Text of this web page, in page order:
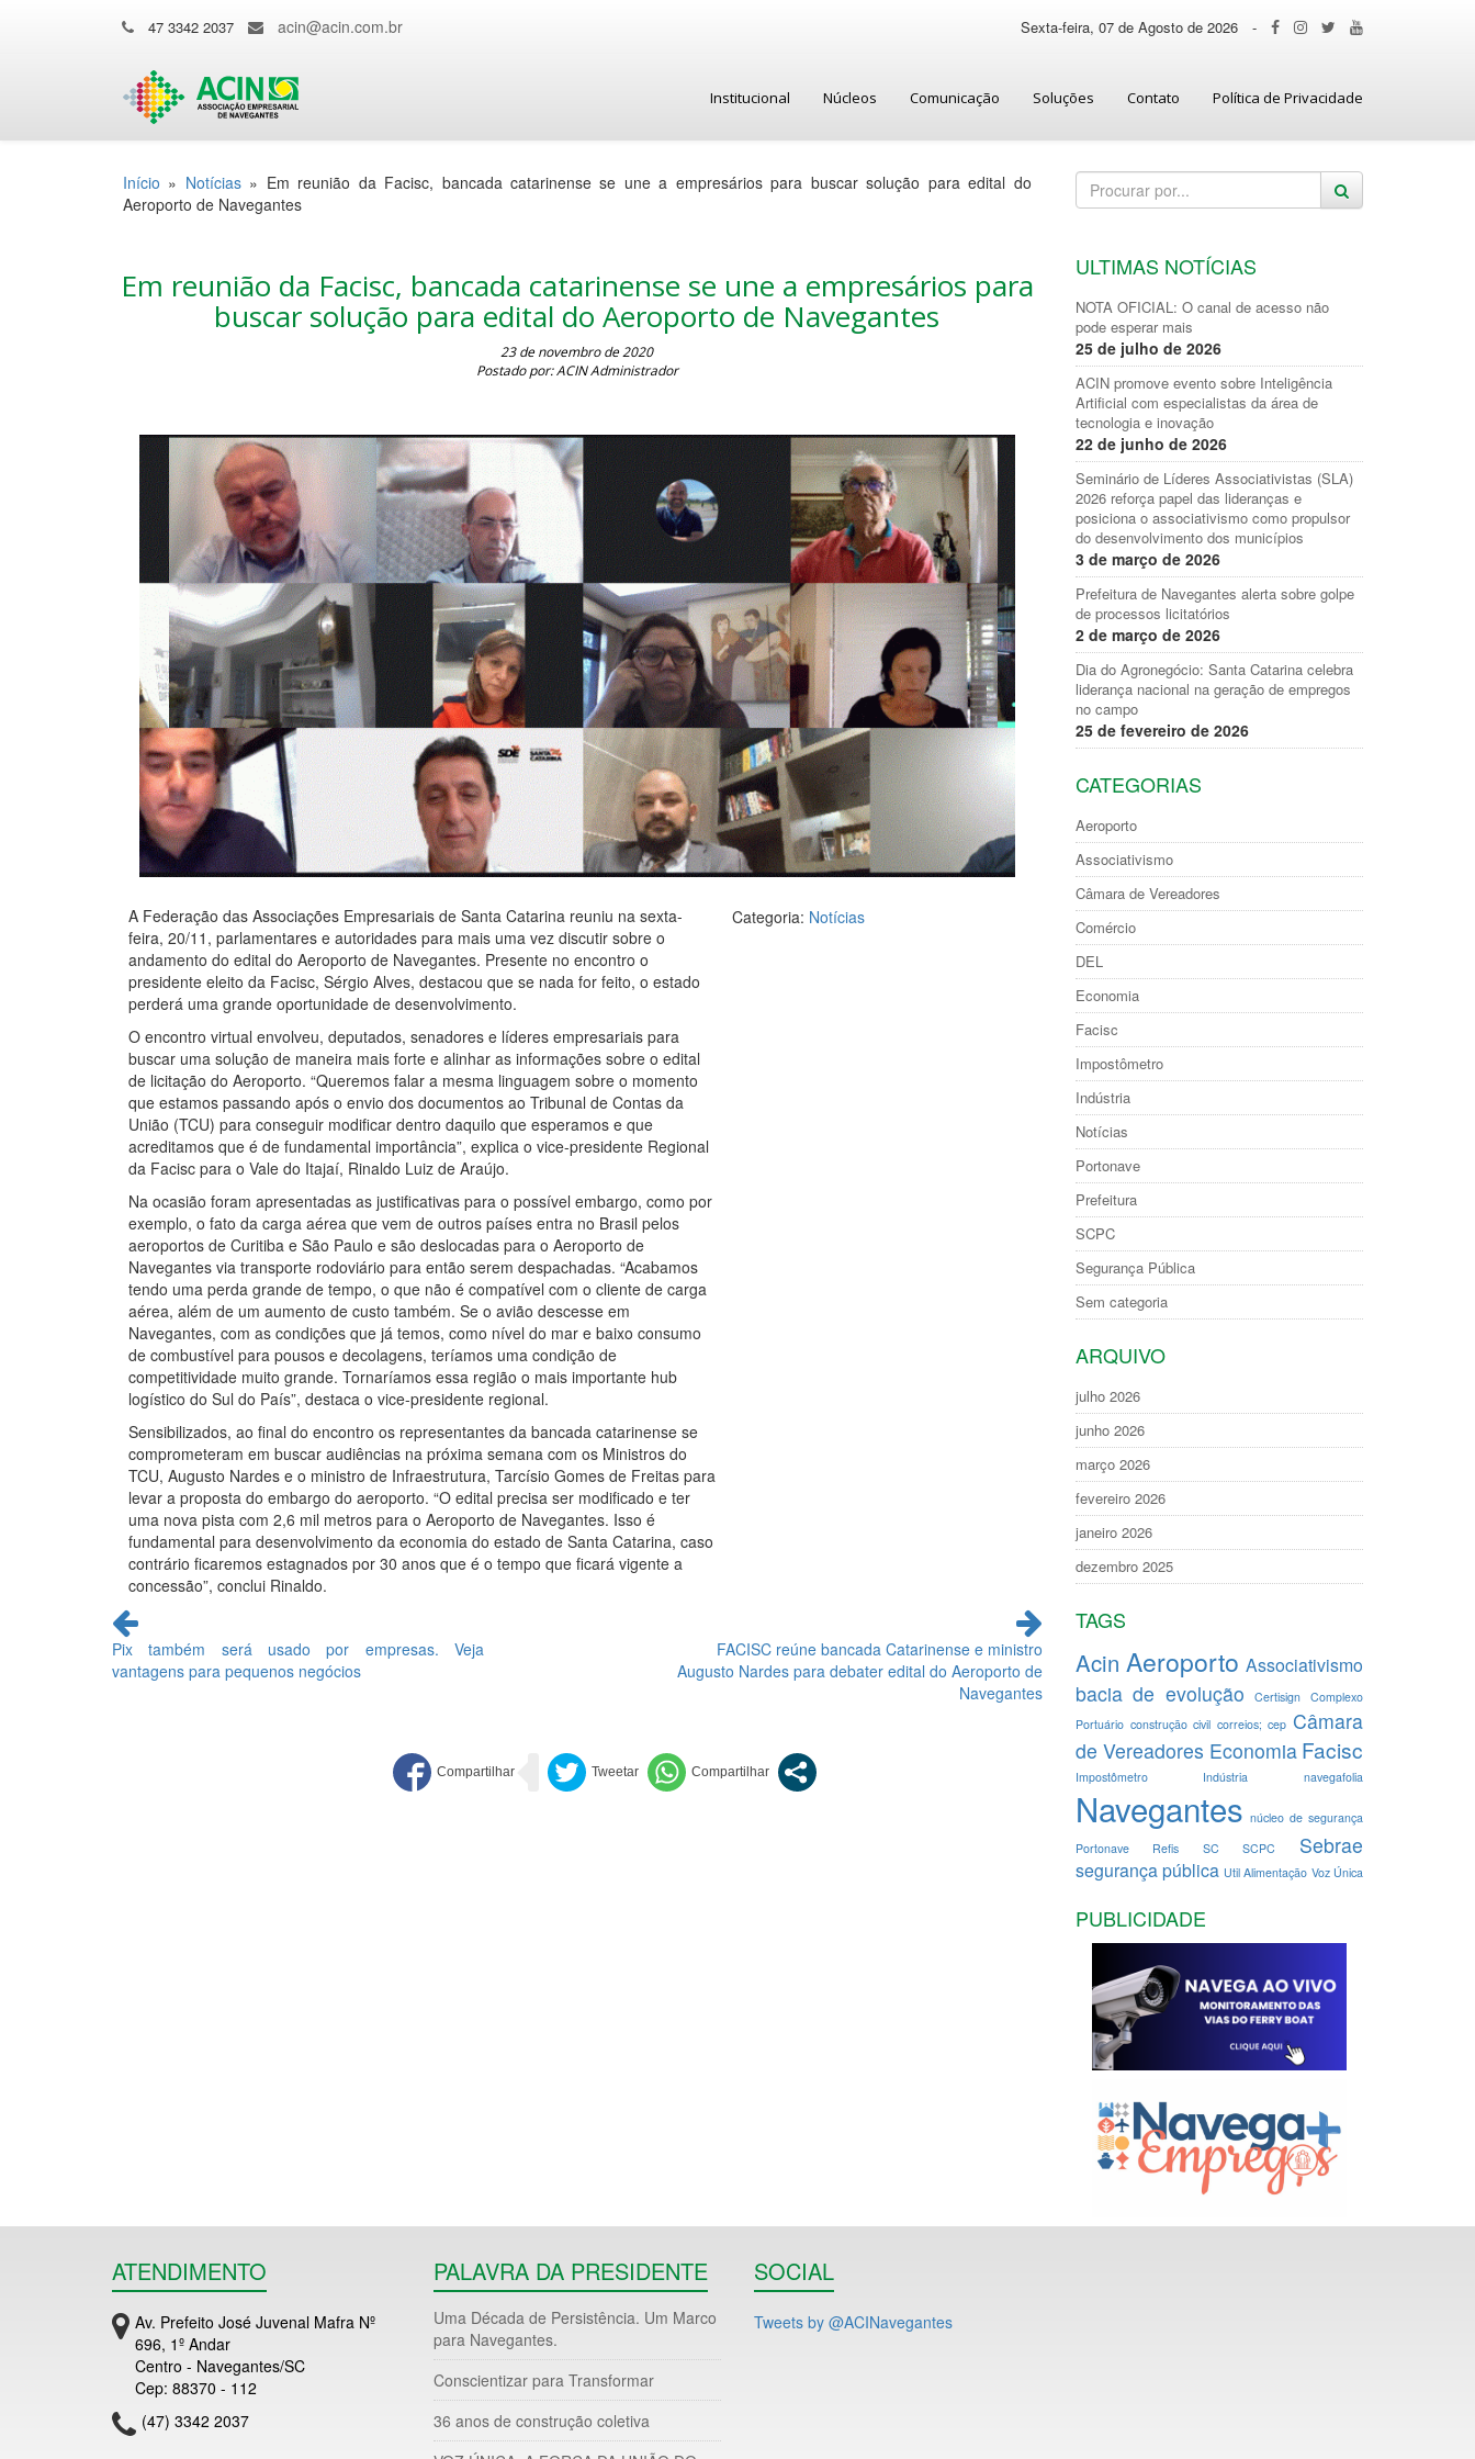
47 3342 2037 acin@acin.com.br Sexta-feira, 07 de Agosto de 2026 -
Institucional Núcleos Comunicação Soluções Contato Política de Privacidade
Início » Notícias» Em reunião da Facisc, bancada catarinense se une a empresários para buscar solução para edital do
Aeroporto de Navegantes
Em reunião da Facisc, bancada catarinense se une a empresários para
buscar solução para edital do Aeroporto de Navegantes
23 de novembro de 2020
Postado por: ACIN Administrador
A Federação das Associações Empresariais de Santa Catarina reuniu na sexta-
feira, 20/11, parlamentares e autoridades para mais uma vez discutir sobre o
andamento do edital do Aeroporto de Navegantes. Presente no encontro o
presidente eleito da Facisc, Sérgio Alves, destacou que se nada for feito, o estado
perderá uma grande oportunidade de desenvolvimento.
O encontro virtual envolveu, deputados, senadores e líderes empresariais para
buscar uma solução de maneira mais forte e alinhar as informações sobre o edital
de licitação do Aeroporto. “Queremos falar a mesma linguagem sobre o momento
que estamos passando após o envio dos documentos ao Tribunal de Contas da
União (TCU) para conseguir modificar dentro daquilo que esperamos e que
acreditamos que é de fundamental importância”, explica o vice-presidente Regional
da Facisc para o Vale do Itajaí, Rinaldo Luiz de Araújo.
Na ocasião foram apresentadas as justificativas para o possível embargo, como por
exemplo, o fato da carga aérea que vem de outros países entra no Brasil pelos
aeroportos de Curitiba e São Paulo e são deslocadas para o Aeroporto de
Navegantes via transporte rodoviário para então serem despachadas. “Acabamos
tendo uma perda grande de tempo, o que não é compatível com o cliente de carga
aérea, além de um aumento de custo também. Se o avião descesse em
Navegantes, com as condições que já temos, como nível do mar e baixo consumo
de combustível para pousos e decolagens, teríamos uma condição de
competitividade muito grande. Tornaríamos essa região o mais importante hub
logístico do Sul do País”, destaca o vice-presidente regional.
Sensibilizados, ao final do encontro os representantes da bancada catarinense se
comprometeram em buscar audiências na próxima semana com os Ministros do
TCU, Augusto Nardes e o ministro de Infraestrutura, Tarcísio Gomes de Freitas para
levar a proposta do embargo do aeroporto. “O edital precisa ser modificado e ter
uma nova pista com 2,6 mil metros para o Aeroporto de Navegantes. Isso é
fundamental para desenvolvimento da economia do estado de Santa Catarina, caso
contrário ficaremos estagnados por 30 anos que é o tempo que ficará vigente a
concessão”, conclui Rinaldo.
Categoria: Notícias
Continue
lendo
Pix também será usado por empresas. Veja
vantagens para pequenos negócios
FACISC reúne bancada Catarinense e ministro
Augusto Nardes para debater edital do Aeroporto de
Navegantes
ULTIMAS NOTÍCIAS
NOTA OFICIAL: O canal de acesso não
pode esperar mais
25 de julho de 2026
ACIN promove evento sobre Inteligência
Artificial com especialistas da área de
tecnologia e inovação
22 de junho de 2026
Seminário de Líderes Associativistas (SLA)
2026 reforça papel das lideranças e
posiciona o associativismo como propulsor
do desenvolvimento dos municípios
3 de março de 2026
Prefeitura de Navegantes alerta sobre golpe
de processos licitatórios
2 de março de 2026
Dia do Agronegócio: Santa Catarina celebra
liderança nacional na geração de empregos
no campo
25 de fevereiro de 2026
CATEGORIAS
Aeroporto
Associativismo
Câmara de Vereadores
Comércio
DEL
Economia
Facisc
Impostômetro
Indústria
Notícias
Portonave
Prefeitura
SCPC
Segurança Pública
Sem categoria
ARQUIVO
julho 2026
junho 2026
março 2026
fevereiro 2026
janeiro 2026
dezembro 2025
TAGS
Acin Aeroporto Associativismo
bacia de evolução Certisign Complexo
Portuário construção civil correios; cep Câmara
de Vereadores Economia Facisc
Impostômetro Indústria navegafolia
Navegantes núcleo de segurança
Portonave
Refis SC SCPC Sebrae
segurança pública Util Alimentação Voz Única
PUBLICIDADE
ATENDIMENTO
Av. Prefeito José Juvenal Mafra Nº
696, 1º Andar
Centro - Navegantes/SC
Cep: 88370 - 112
(47) 3342 2037
PALAVRA DA PRESIDENTE
Uma Década de Persistência. Um Marco
para Navegantes.
Conscientizar para Transformar
36 anos de construção coletiva
SOCIAL
Tweets by @ACINavegantes